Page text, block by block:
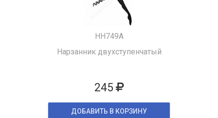
HH749A
Нарзанник двухступенчатый
245
ДОБАВИТЬ В КОРЗИНУ